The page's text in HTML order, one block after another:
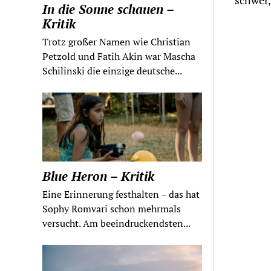
In die Sonne schauen –
Kritik
Trotz großer Namen wie Christian
Petzold und Fatih Akin war Mascha
Schilinski die einzige deutsche...
Blue Heron – Kritik
Eine Erinnerung festhalten – das hat
Sophy Romvari schon mehrmals
versucht. Am beeindruckendsten...